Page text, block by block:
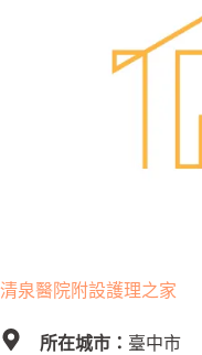
清泉醫院附設護理之家
所在城市： 臺中市